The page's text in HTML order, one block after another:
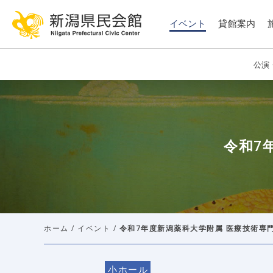
イベント
公演
貸館案内
令和7
ホーム / イベント / 令和7年度新潟薬科大学附属 医療技術
小ホール